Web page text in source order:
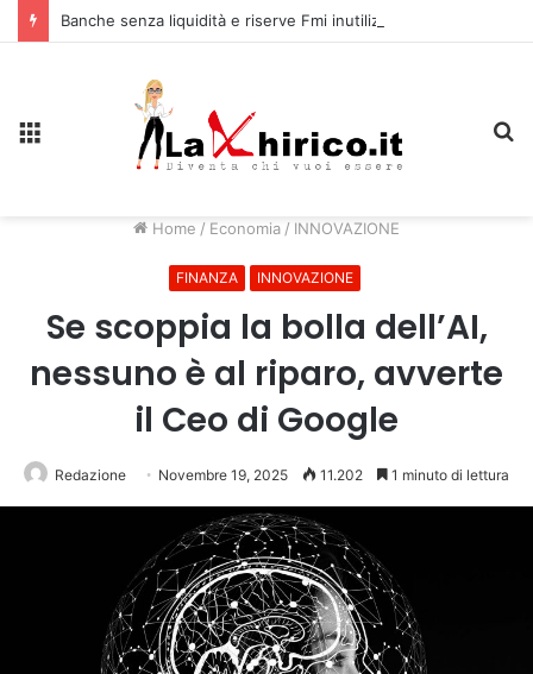
Home / Economia / INNOVAZIONE
FINANZA INNOVAZIONE
Se scoppia la bolla dell’AI,
nessuno è al riparo, avverte
il Ceo di Google
Redazione Novembre 19, 2025 11.202 1 minuto di lettura